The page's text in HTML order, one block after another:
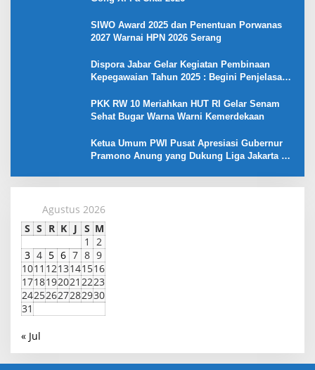
SIWO Award 2025 dan Penentuan Porwanas
2027 Warnai HPN 2026 Serang
Dispora Jabar Gelar Kegiatan Pembinaan
Kepegawaian Tahun 2025 : Begini Penjelasan
PKK RW 10 Meriahkan HUT RI Gelar Senam
Sehat Bugar Warna Warni Kemerdekaan
Ketua Umum PWI Pusat Apresiasi Gubernur
Pramono Anung yang Dukung Liga Jakarta U-
Agustus 2026
S S R K J S M
1
2
3 4 5 6 7 8 9
1011 1213141516
1718192021 2223
24252627282930
31
« Jul